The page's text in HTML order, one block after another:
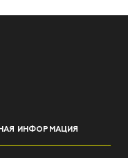
ИНФОРМАЦИЯ